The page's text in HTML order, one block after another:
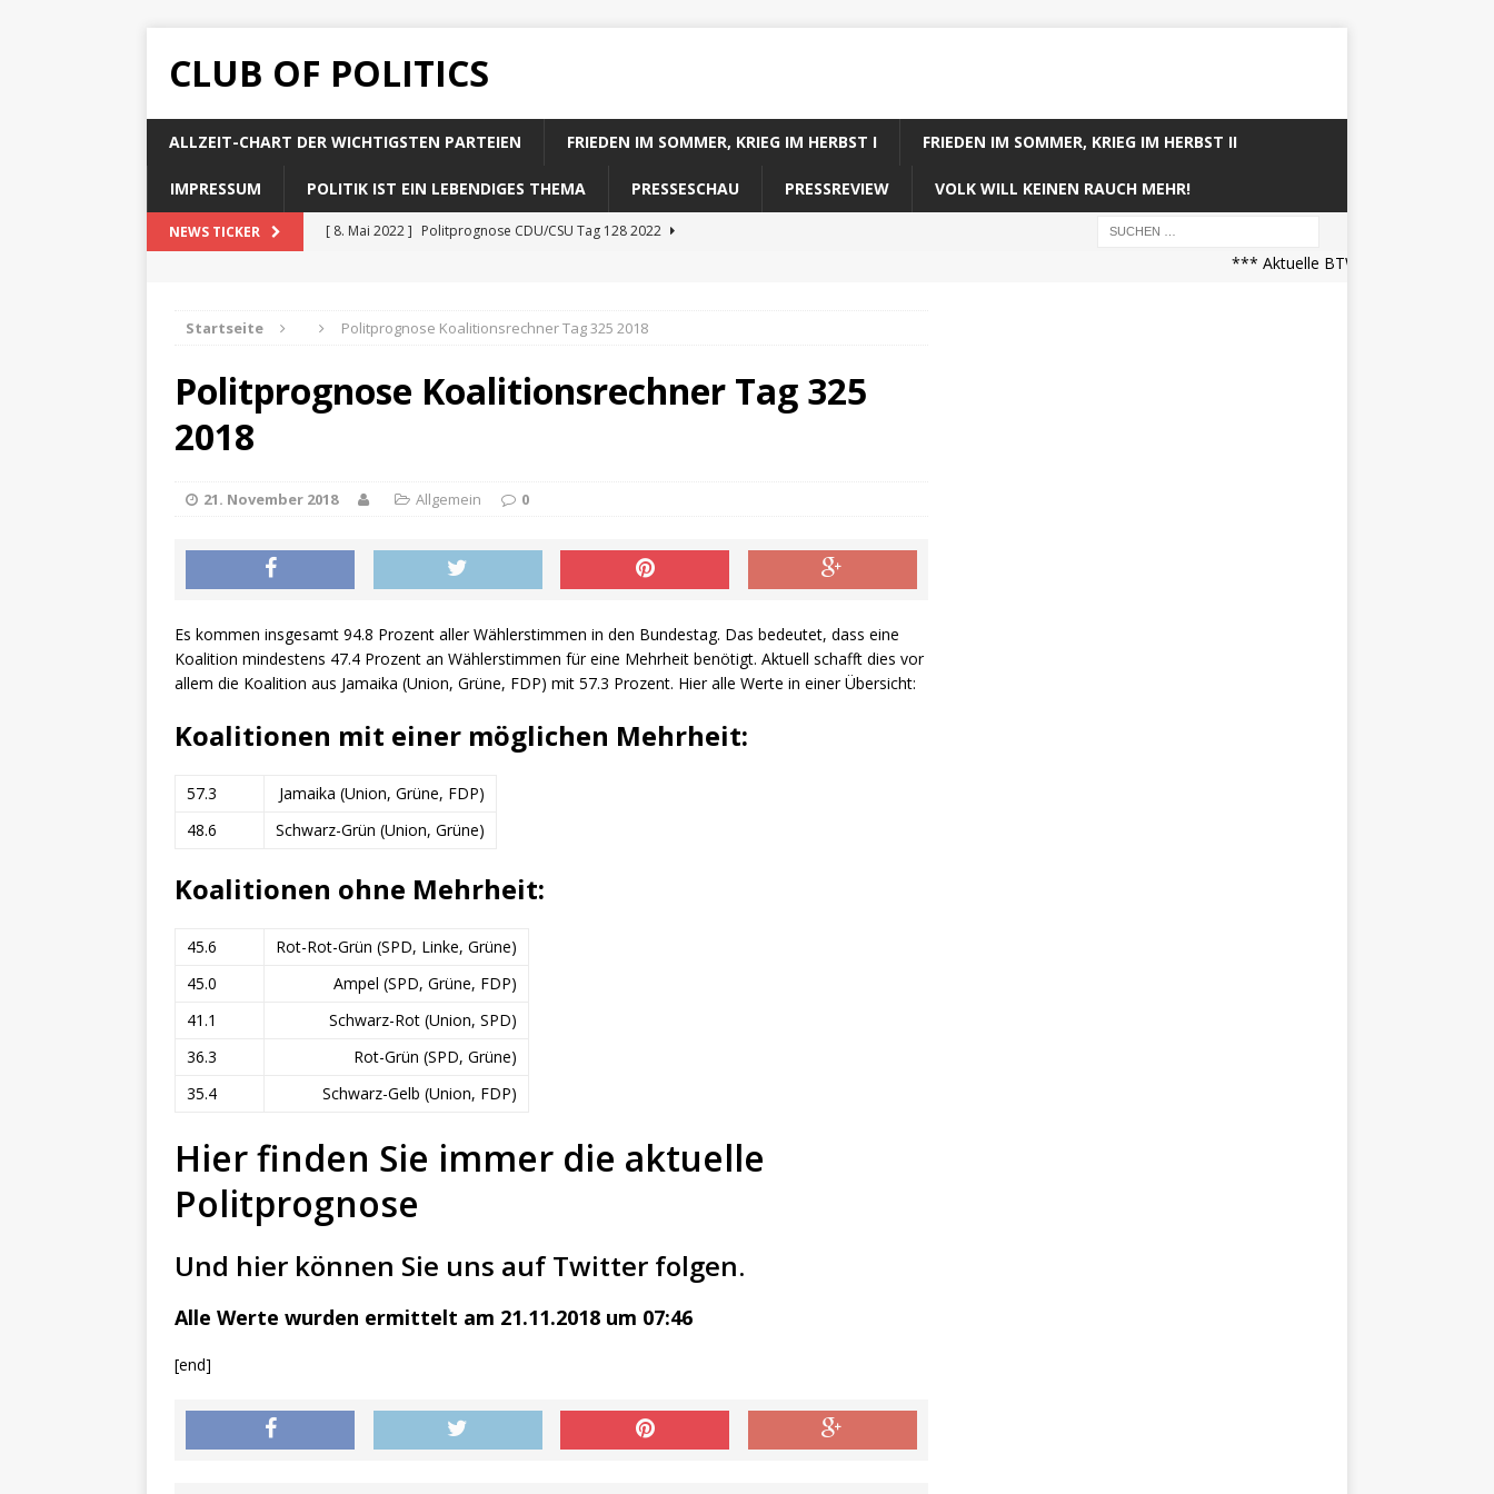
CLUB OF POLITICS
ALLZEIT-CHART DER WICHTIGSTEN PARTEIEN FRIEDEN IM SOMMER, KRIEG IM HERBST I FRIEDEN IM SOMMER, KRIEG IM HERBST II
IMPRESSUM POLITIK IST EIN LEBENDIGES THEMA PRESSESCHAU PRESSREVIEW VOLK WILL KEINEN RAUCH MEHR!
NEWS TICKER [ 8. Mai 2022 ] Politprognose CDU/CSU Tag 128 2022
[ 8. Mai 2022 ]
Politprognose Koalitionsrechner Tag 128 2022
*** Aktuelle BTW21 Prognose
Startseite Politprognose Koalitionsrechner Tag 325 2018
Politprognose Koalitionsrechner Tag 325
2018
21. November 2018 Allgemein 0
Es kommen insgesamt 94.8 Prozent aller Wählerstimmen in den Bundestag. Das bedeutet, dass eine
Koalition mindestens 47.4 Prozent an Wählerstimmen für eine Mehrheit benötigt. Aktuell schafft dies vor
allem die Koalition aus Jamaika (Union, Grüne, FDP) mit 57.3 Prozent. Hier alle Werte in einer Übersicht:
Koalitionen mit einer möglichen Mehrheit:
57.3
Jamaika (Union, Grüne, FDP)
48.6
Schwarz-Grün (Union, Grüne)
Koalitionen ohne Mehrheit:
45.6
Rot-Rot-Grün (SPD, Linke, Grüne)
45.0
Ampel (SPD, Grüne, FDP)
41.1
Schwarz-Rot (Union, SPD)
36.3
Rot-Grün (SPD, Grüne)
35.4
Schwarz-Gelb (Union, FDP)
Hier finden Sie immer die aktuelle
Politprognose
Und hier können Sie uns auf Twitter folgen.
Alle Werte wurden ermittelt am 21.11.2018 um 07:46
[end]